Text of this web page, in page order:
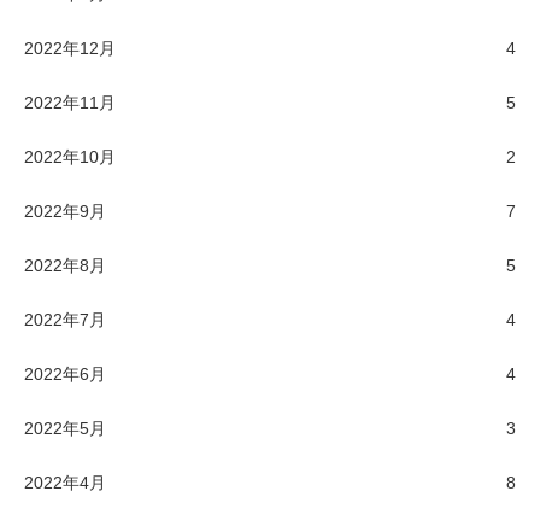
2022年12月 4
2022年11月 5
2022年10月 2
2022年9月 7
2022年8月 5
2022年7月 4
2022年6月 4
2022年5月 3
2022年4月 8